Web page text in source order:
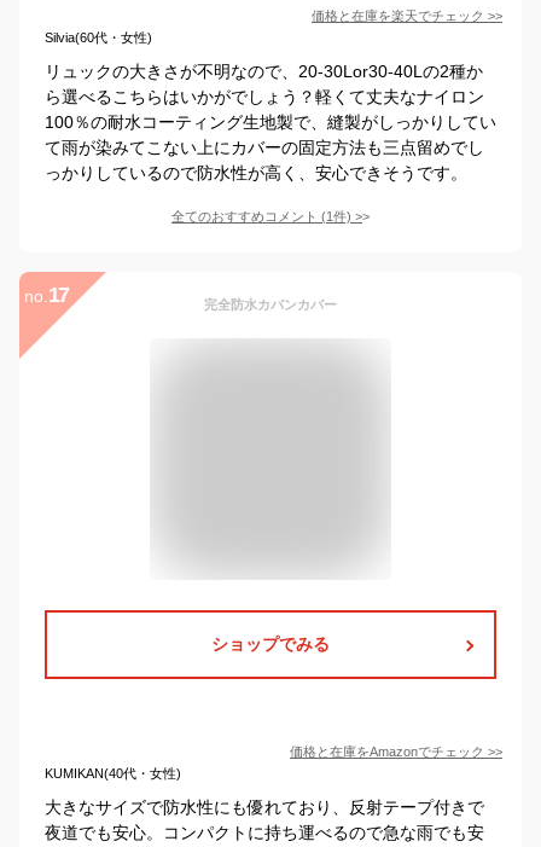
価格と在庫を楽天でチェック >>
Silvia(60代・女性)
リュックの大きさが不明なので、20-30Lor30-40Lの2種か
ら選べるこちらはいかがでしょう？軽くて丈夫なナイロン
100％の耐水コーティング生地製で、縫製がしっかりしてい
て雨が染みてこない上にカバーの固定方法も三点留めでし
っかりしているので防水性が高く、安心できそうです。
全てのおすすめコメント (1件) >
no. 17 完全防水カバンカバー
ショップでみる
価格と在庫をAmazonでチェック >>
KUMIKAN(40代・女性)
大きなサイズで防水性にも優れており、反射テープ付きで
夜道でも安心。コンパクトに持ち運べるので急な雨でも安